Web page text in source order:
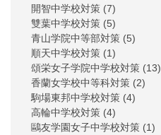
開智中学校対策 (7)
雙葉中学校対策 (5)
青山学院中等部対策 (5)
順天中学校対策 (1)
頌栄女子学院中学校対策 (13)
香蘭女学校中等科対策 (2)
駒場東邦中学校対策 (4)
高輪中学校対策 (4)
鷗友学園女子中学校対策 (1)